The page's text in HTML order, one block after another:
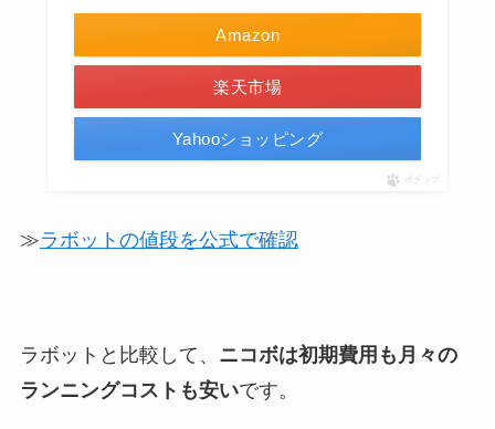
Amazon
楽天市場
Yahooショッピング
ポチップ
≫ラボットの値段を公式で確認
ラボットと比較して、 ニコボは初期費用も月々の
ランニングコストも安いです。